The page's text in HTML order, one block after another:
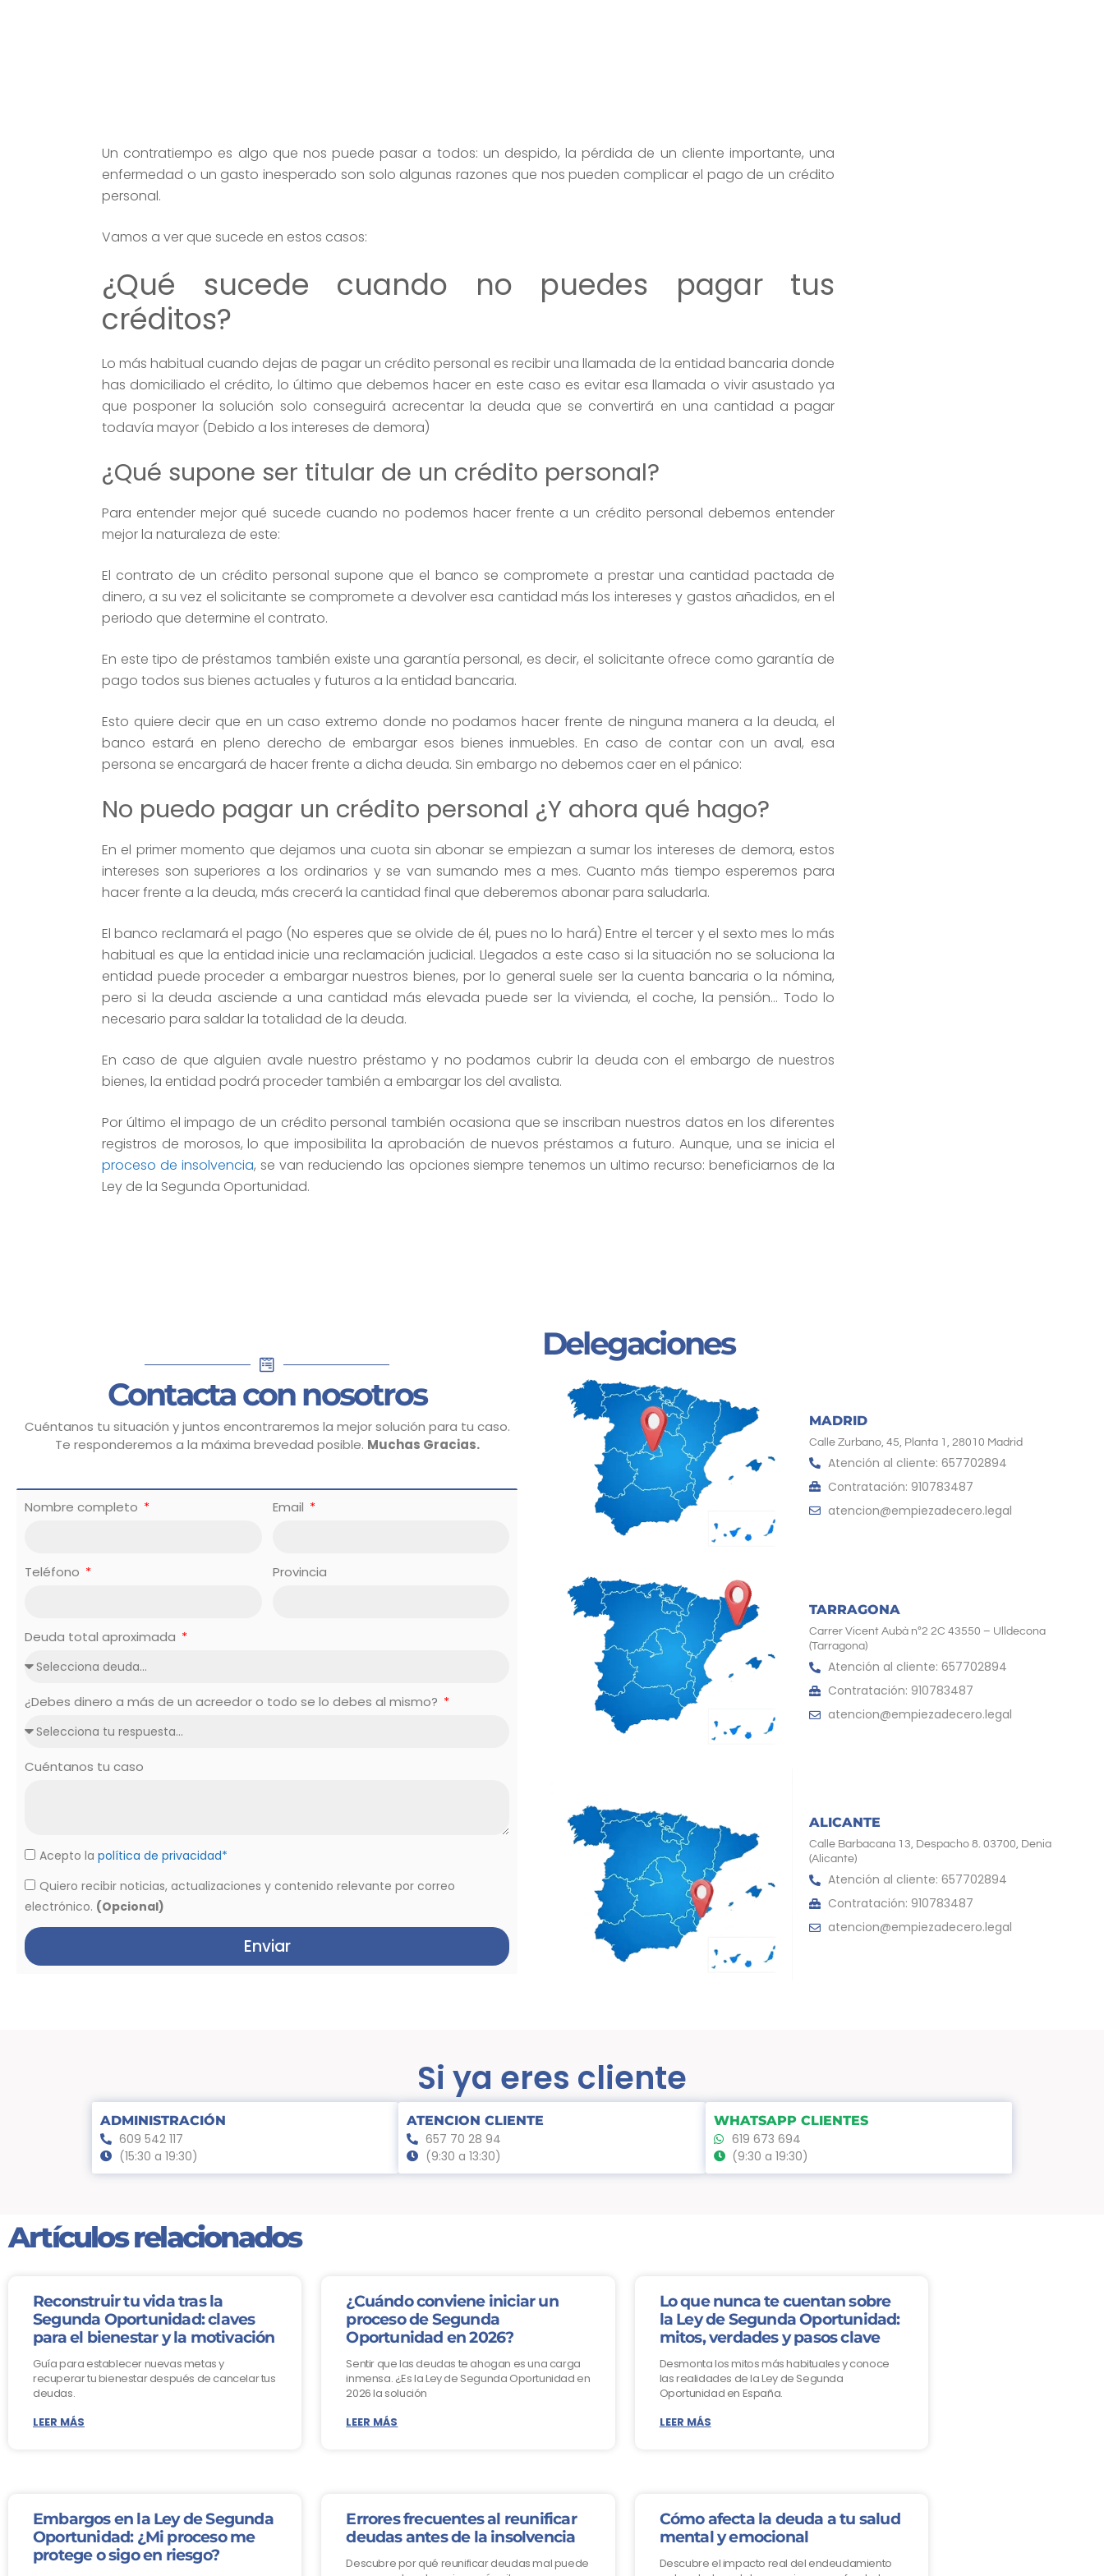
Un contratiempo es algo que nos puede pasar a todos: un despido, la pérdida de un cliente importante, una
enfermedad o un gasto inesperado son solo algunas razones que nos pueden complicar el pago de un crédito
personal.
Vamos a ver que sucede en estos casos:
¿Qué sucede cuando no puedes pagar tus
créditos?
Lo más habitual cuando dejas de pagar un crédito personal es recibir una llamada de la entidad bancaria donde
has domiciliado el crédito, lo último que debemos hacer en este caso es evitar esa llamada o vivir asustado ya
que posponer la solución solo conseguirá acrecentar la deuda que se convertirá en una cantidad a pagar
todavía mayor (Debido a los intereses de demora)
¿Qué supone ser titular de un crédito personal?
Para entender mejor qué sucede cuando no podemos hacer frente a un crédito personal debemos entender
mejor la naturaleza de este:
El contrato de un crédito personal supone que el banco se compromete a prestar una cantidad pactada de
dinero, a su vez el solicitante se compromete a devolver esa cantidad más los intereses y gastos añadidos, en el
periodo que determine el contrato.
En este tipo de préstamos también existe una garantía personal, es decir, el solicitante ofrece como garantía de
pago todos sus bienes actuales y futuros a la entidad bancaria.
Esto quiere decir que en un caso extremo donde no podamos hacer frente de ninguna manera a la deuda, el
banco estará en pleno derecho de embargar esos bienes inmuebles. En caso de contar con un aval, esa
persona se encargará de hacer frente a dicha deuda. Sin embargo no debemos caer en el pánico:
No puedo pagar un crédito personal ¿Y ahora qué hago?
En el primer momento que dejamos una cuota sin abonar se empiezan a sumar los intereses de demora, estos
intereses son superiores a los ordinarios y se van sumando mes a mes. Cuanto más tiempo esperemos para
hacer frente a la deuda, más crecerá la cantidad final que deberemos abonar para saludarla.
El banco reclamará el pago (No esperes que se olvide de él, pues no lo hará) Entre el tercer y el sexto mes lo más
habitual es que la entidad inicie una reclamación judicial. Llegados a este caso si la situación no se soluciona la
entidad puede proceder a embargar nuestros bienes, por lo general suele ser la cuenta bancaria o la nómina,
pero si la deuda asciende a una cantidad más elevada puede ser la vivienda, el coche, la pensión… Todo lo
necesario para saldar la totalidad de la deuda.
En caso de que alguien avale nuestro préstamo y no podamos cubrir la deuda con el embargo de nuestros
bienes, la entidad podrá proceder también a embargar los del avalista.
Por último el impago de un crédito personal también ocasiona que se inscriban nuestros datos en los diferentes
registros de morosos, lo que imposibilita la aprobación de nuevos préstamos a futuro. Aunque, una se inicia el
proceso de insolvencia, se van reduciendo las opciones siempre tenemos un ultimo recurso: beneficiarnos de la
Ley de la Segunda Oportunidad.
Contacta con nosotros
Cuéntanos tu situación y juntos encontraremos la mejor solución para tu caso.
Te responderemos a la máxima brevedad posible. Muchas Gracias.
Nombre completo Email
Teléfono Provincia
Deuda total aproximada
¿Debes dinero a más de un acreedor o todo se lo debes al mismo?
Cuéntanos tu caso
Acepto la política de privacidad*
Quiero recibir noticias, actualizaciones y contenido relevante por correo
electrónico. (Opcional)
Enviar
Delegaciones
MADRID
Calle Zurbano, 45, Planta 1, 28010 Madrid
Atención al cliente: 657702894
Contratación: 910783487
atencion@empiezadecero.legal
TARRAGONA
Carrer Vicent Aubà nº2 2C 43550 – Ulldecona
(Tarragona)
Atención al cliente: 657702894
Contratación: 910783487
atencion@empiezadecero.legal
ALICANTE
Calle Barbacana 13, Despacho 8. 03700, Denia
(Alicante)
Atención al cliente: 657702894
Contratación: 910783487
atencion@empiezadecero.legal
Si ya eres cliente
ADMINISTRACIÓN
609 542 117
(15:30 a 19:30)
ATENCION CLIENTE
657 70 28 94
(9:30 a 13:30)
WHATSAPP CLIENTES
619 673 694
(9:30 a 19:30)
Artículos relacionados
Reconstruir tu vida tras la
Segunda Oportunidad: claves
para el bienestar y la motivación
Guía para establecer nuevas metas y
recuperar tu bienestar después de cancelar tus
deudas.
LEER MÁS
¿Cuándo conviene iniciar un
proceso de Segunda
Oportunidad en 2026?
Sentir que las deudas te ahogan es una carga
inmensa. ¿Es la Ley de Segunda Oportunidad en
2026 la solución
LEER MÁS
Lo que nunca te cuentan sobre
la Ley de Segunda Oportunidad:
mitos, verdades y pasos clave
Desmonta los mitos más habituales y conoce
las realidades de la Ley de Segunda
Oportunidad en España.
LEER MÁS
Embargos en la Ley de Segunda
Oportunidad: ¿Mi proceso me
protege o sigo en riesgo?
Errores frecuentes al reunificar
deudas antes de la insolvencia
Descubre por qué reunificar deudas mal puede
Cómo afecta la deuda a tu salud
mental y emocional
Descubre el impacto real del endeudamiento